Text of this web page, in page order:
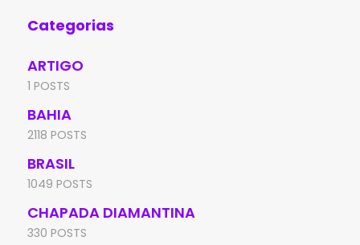
Categorias
ARTIGO
1 POSTS
BAHIA
2118 POSTS
BRASIL
1049 POSTS
CHAPADA DIAMANTINA
330 POSTS